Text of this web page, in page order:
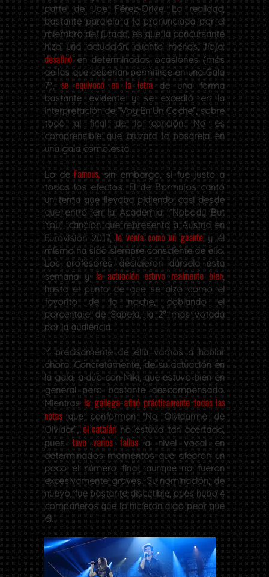
parte de Joe Pérez-Orive. La realidad,
bastante paralela a la pronunciada por el
miembro del jurado, es que la concursante
hizo una actuación, cuanto menos, floja:
desafinóen determinadas ocasiones (más
de las que deberían permitirse en una Gala
7),se equivocó en la letrade una forma
bastante evidente y se excedió en la
interpretación de “Voy En Un Coche”, sobre
todo al final de la canción. No es
comprensible que cruzara la pasarela en
una gala como esta.
Lo deFamous,sin embargo, si fue justo a
todos los efectos. El de Bormujos cantó
un tema que llevaba pidiendo casi desde
que entró en la Academia. “Nobody But
You”, canción que representó a Austria en
Eurovision 2017,le venía como un guantey él
mismo ha sido siempre consciente de ello.
Los profesores decidieron dársela esta
semana yla actuación estuvo realmente bien,
hasta el punto de que se alzó como el
favorito de la noche, doblando el
porcentaje de Sabela, la 2ª más votada
por la audiencia.
Y precisamente de ella vamos a hablar
ahora. Concretamente, de su actuación en
la gala, a dúo con Miki, que estuvo bien en
general pero bastante descompensada.
Mientrasla gallega afinó prácticamente todas las
notasque conforman “No Olvidarme de
Olvidar”,el catalánno estuvo tan acertado,
puestuvo varios fallosa nivel vocal en
determinados momentos que afearon un
poco el número final, aunque no fueron
excesivamente graves. Su nominación, de
nuevo, fue bastante discutible, pues hubo 4
compañeros que lo hicieron algo peor que
él.